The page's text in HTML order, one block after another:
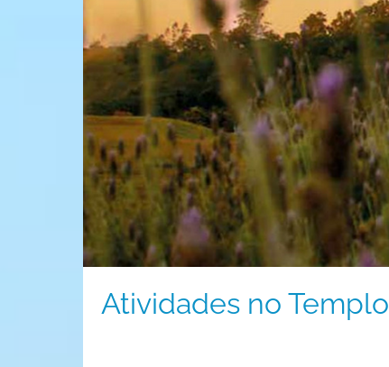
Atividades no Templo